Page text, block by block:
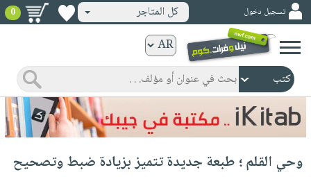
ورقية
المواضيع
صدر
حديثاً
الأكثر
مبيعاً
كتب
الكترونية
الرئيسية
تسجيل دخول كل المتاجر 0
وحي القلم ؛ طبعة جديدة تتميز بزيادة ضبط وتصحيح